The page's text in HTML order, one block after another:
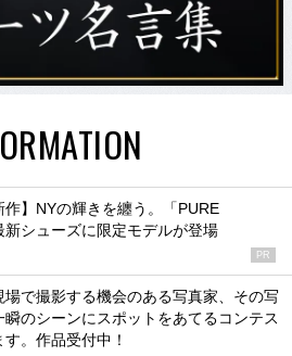
作】NYの輝きを纏う。「PURE
新シューズに限定モデルが登場
PR
場で撮影する機会のある写真家、その写
瞬のシーンにスポットをあてるコンテス
す。作品受付中！